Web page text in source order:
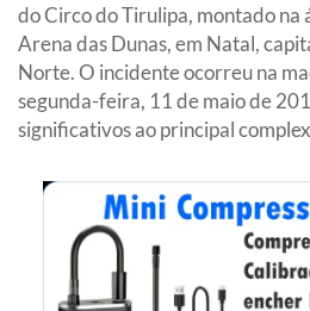
do Circo do Tirulipa, montado na
Arena das Dunas, em Natal,
Norte. O incidente ocorreu na
segunda-feira, 11 de maio de
significativos ao principal